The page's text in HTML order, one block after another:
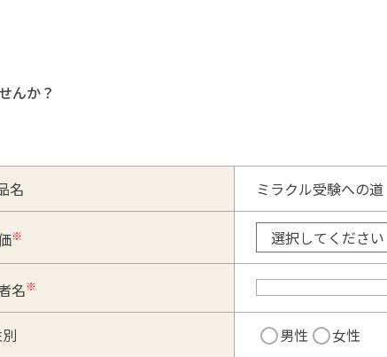
んか？
名 ミラクル受験への道
※
名※
男性 女性